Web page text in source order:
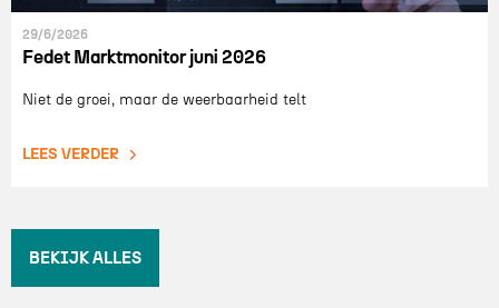
29/6/2026
Fedet Marktmonitor juni 2026
Niet de groei, maar de weerbaarheid telt
LEES VERDER
BEKIJK ALLES